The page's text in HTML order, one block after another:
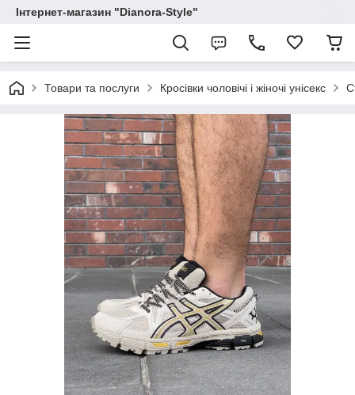
Інтернет-магазин "Dianora-Style"
Товари та послуги Кросівки чоловічі і жіночі унісекс